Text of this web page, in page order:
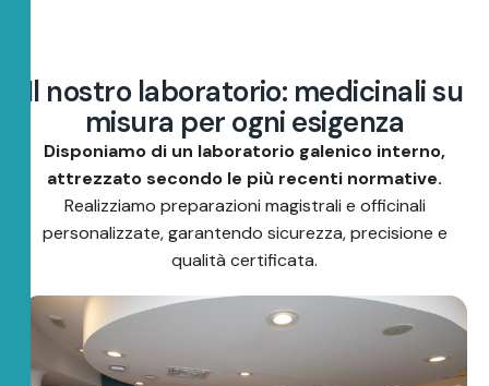
Il nostro laboratorio: medicinalisu
misura per ogni esigenza
Disponiamo di un laboratorio galenico interno,
attrezzato secondo le più recenti normative.
Realizziamo preparazioni magistrali e officinali
personalizzate, garantendo sicurezza, precisione e
qualità certificata.